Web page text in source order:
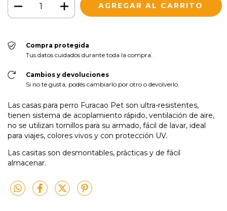
Compra protegida
Tus datos cuidados durante toda la compra.
Cambios y devoluciones
Si no te gusta, podés cambiarlo por otro o devolverlo.
Las casas para perro Furacao Pet son ultra-resistentes,
tienen sistema de acoplamiento rápido, ventilación de aire,
no se utilizan tornillos para su armado, fácil de lavar, ideal
para viajes, colores vivos y con protección UV.
Las casitas son desmontables, prácticas y de fácil
almacenar.